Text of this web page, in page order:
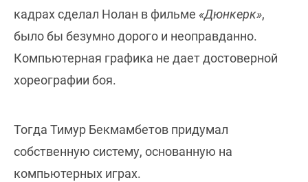
кадрах сделал Нолан в фильме «Дюнкерк»,
было бы безумно дорого и неоправданно.
Компьютерная графика не дает достоверной
хореографии боя.
Тогда Тимур Бекмамбетов придумал
собственную систему, основанную на
компьютерных играх.